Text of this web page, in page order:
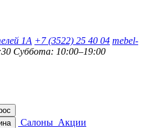
1А +7 (3522) 25 40 04 mebel-
Суббота: 10:00–19:00
Салоны Акции